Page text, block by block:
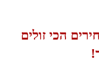
הכי זולים